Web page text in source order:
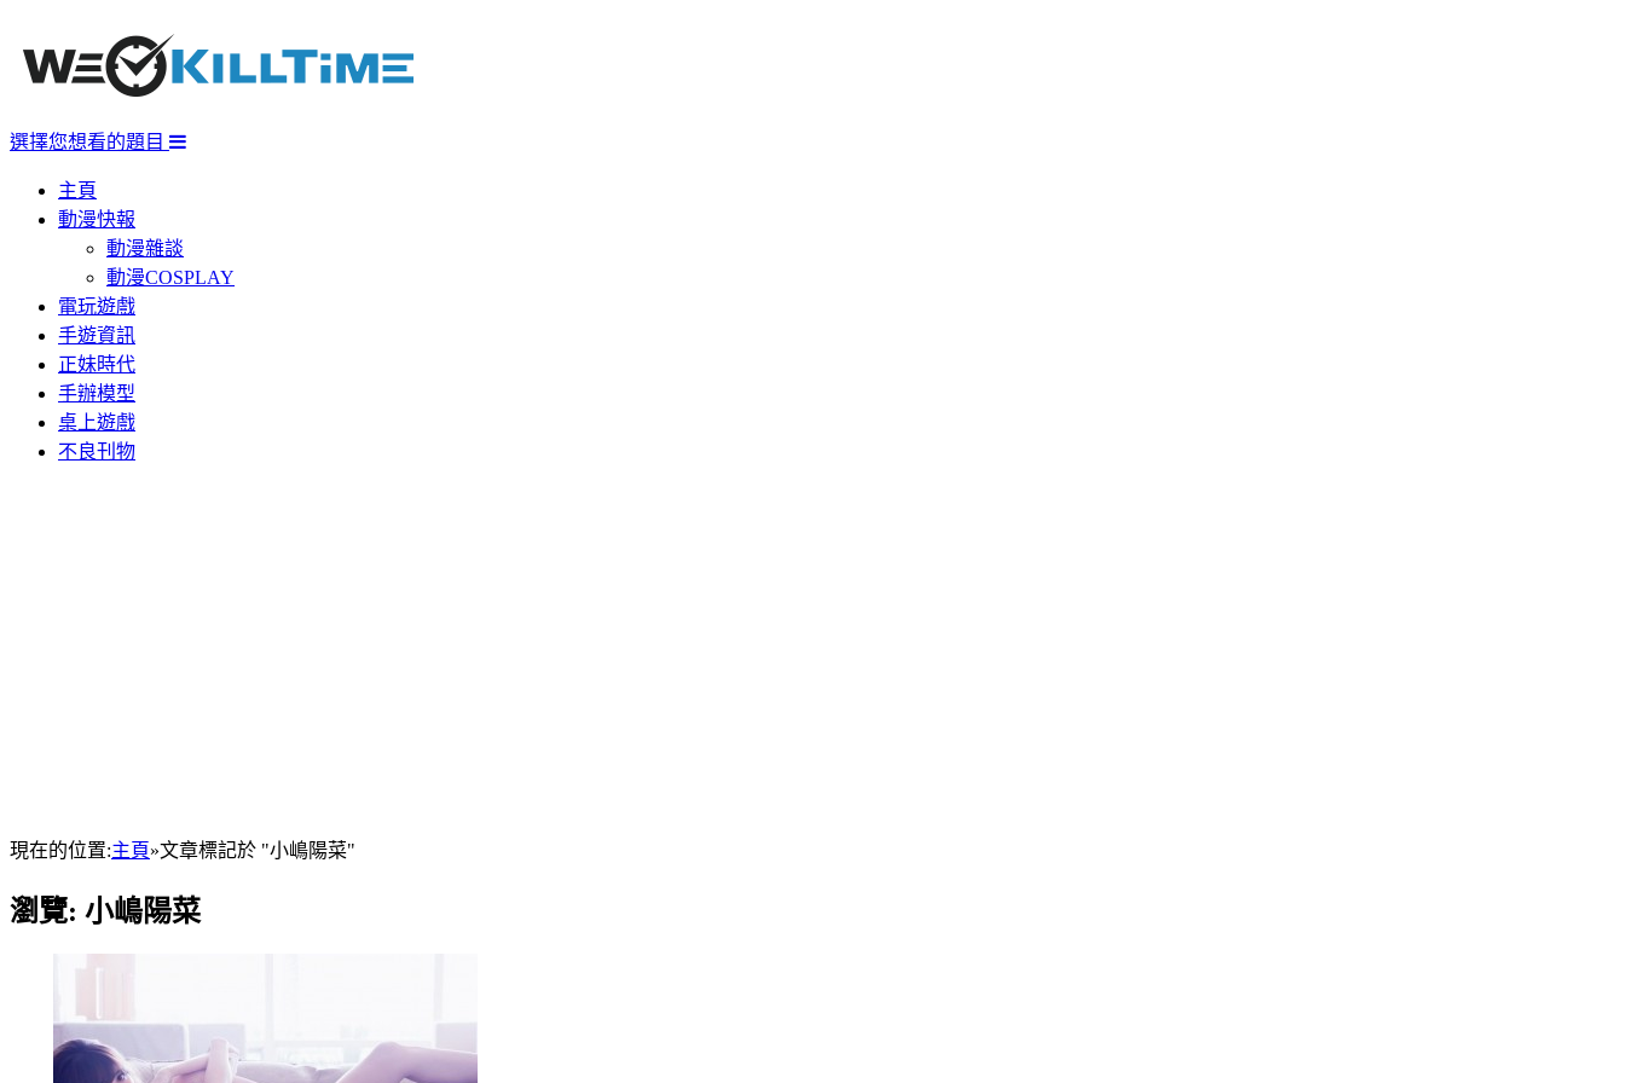
選擇您想看的題目
主頁
動漫快報
動漫雜談
動漫COSPLAY
電玩遊戲
手遊資訊
正妹時代
手辦模型
桌上遊戲
不良刊物
現在的位置:主頁»文章標記於 "小嶋陽菜"
瀏覽: 小嶋陽菜